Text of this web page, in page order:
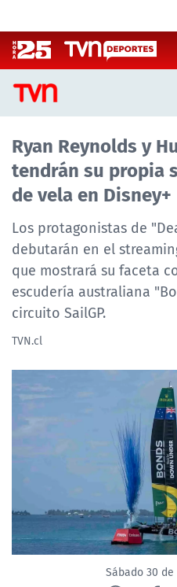
CASTING MASTERCHEF
CASTING TVN VERTICAL
TVN VERTICAL
TVN PLAY
PROGRAMAS
TELESERIES
NTV
ACTUALIDAD Y TENDENCIAS
CORPORATIVO Y
CANAL DE DENUNCIAS
ÁREA DE PROYECTOS
Ryan Reynolds y
tendrán su propia
de vela en Disney+
Los protagonistas de
debutarán en el
que mostrará su faceta
escudería australiana
circuito SailGP.
TVN.cl
Sábado 30